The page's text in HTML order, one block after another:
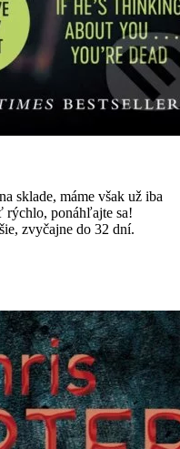
sklade, máme však už iba
rýchlo, ponáhľajte sa!
zvyčajne do 32 dní.